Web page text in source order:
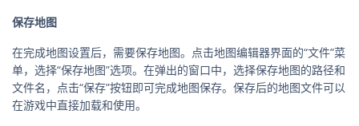
保存地图
在完成地图设置后，需要保存地图。点击地图编辑器界面的“文件”菜
单，选择“保存地图”选项。在弹出的窗口中，选择保存地图的路径和
文件名，点击“保存”按钮即可完成地图保存。保存后的地图文件可以
在游戏中直接加载和使用。